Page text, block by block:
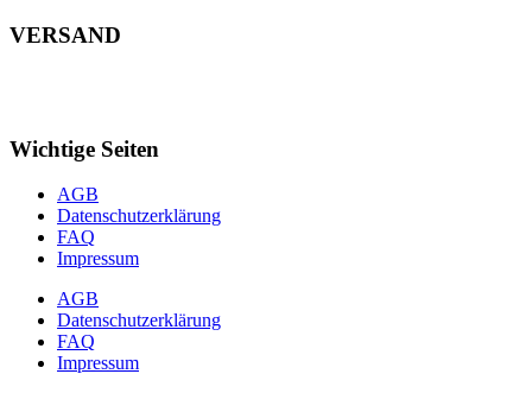
VERSAND
Wichtige Seiten
AGB
Datenschutzerklärung
FAQ
Impressum
AGB
Datenschutzerklärung
FAQ
Impressum